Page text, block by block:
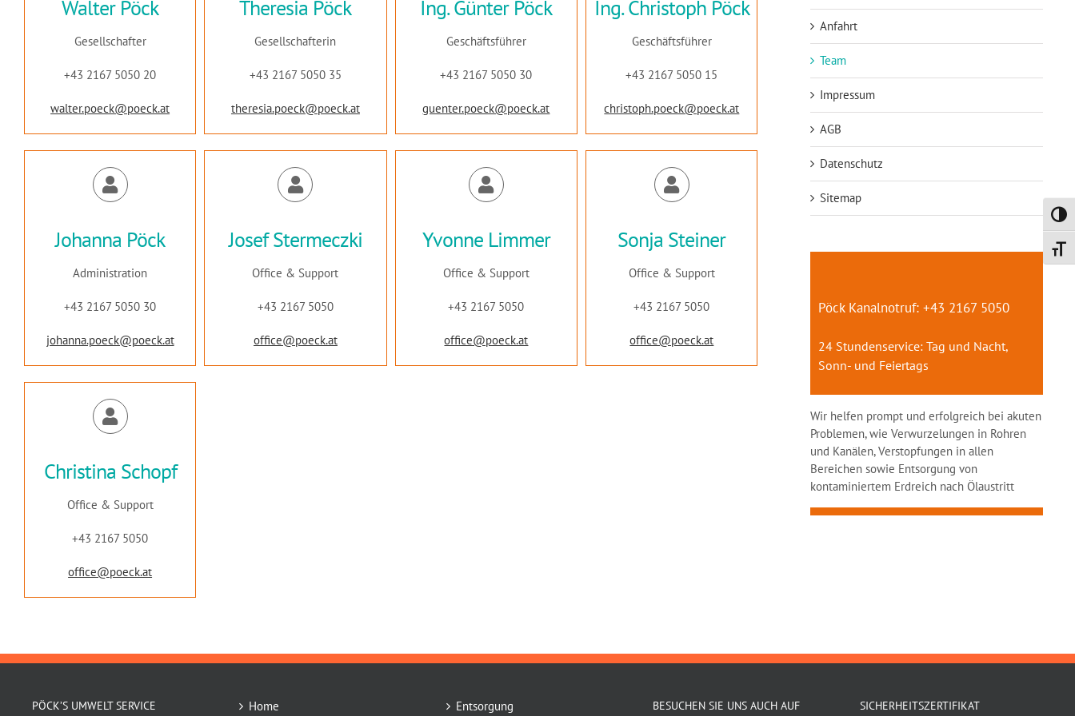
Walter Pöck
Gesellschafter
+43 2167 5050 20
walter.poeck@poeck.at
Theresia Pöck
Gesellschafterin
+43 2167 5050 35
theresia.poeck@poeck.at
Ing. Günter Pöck
Geschäftsführer
+43 2167 5050 30
guenter.poeck@poeck.at
Ing. Christoph Pöck
Geschäftsführer
+43 2167 5050 15
christoph.poeck@poeck.at
Johanna Pöck
Administration
+43 2167 5050 30
johanna.poeck@poeck.at
Josef Stermeczki
Office & Support
+43 2167 5050
office@poeck.at
Yvonne Limmer
Office & Support
+43 2167 5050
office@poeck.at
Sonja Steiner
Office & Support
+43 2167 5050
office@poeck.at
Christina Schopf
Office & Support
+43 2167 5050
office@poeck.at
Anfahrt
Team
Impressum
AGB
Datenschutz
Sitemap
Pöck Kanalnotruf: +43 2167 5050
24 Stundenservice: Tag und Nacht,
Sonn- und Feiertags
Wir helfen prompt und erfolgreich bei akuten
Problemen, wie Verwurzelungen in Rohren
und Kanälen, Verstopfungen in allen
Bereichen sowie Entsorgung von
kontaminiertem Erdreich nach Ölaustritt
PÖCK’S UMWELT SERVICE Home Entsorgung BESUCHEN SIE UNS AUCH AUF SICHERHEITSZERTIFIKAT